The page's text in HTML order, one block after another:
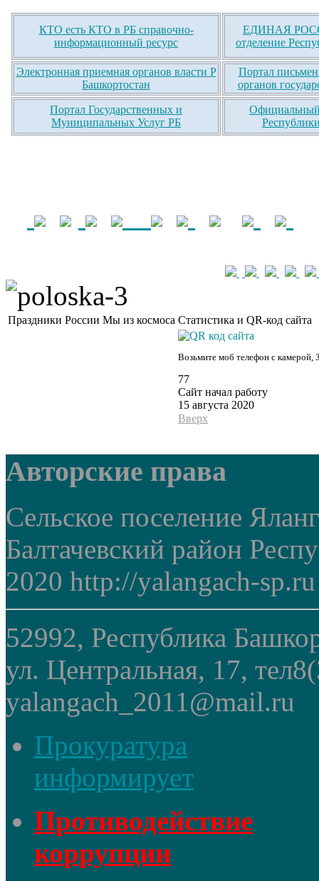
КТО есть КТО в РБ справочно-
информационный ресурс
ЕДИНАЯ
отделение
Электронная приемная органов власти Р
Башкортостан
Портал
органов
Портал Государственных и
Муниципальных Услуг РБ
Официальный
Праздники России Мы из космоса Статистика и QR-код сайта
Возьмите моб телефон с камерой,
77
Сайт начал работу
15 августа 2020
Вверх
Авторские права
Сельское поселение
Балтачевский район
2020 http://yalangach-sp.ru
52992, Республика
ул. Центральная, 17,
yalangach_2011@mail.ru
Прокуратура
информирует
Противодействие
коррупции